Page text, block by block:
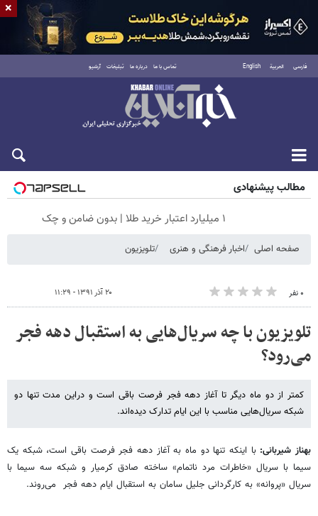
فارسی العربية English تماس با ما درباره ما تبلیغات آرشیو
جمعه ۱۶ مرداد ۱۴۰۵
مطالب پیشنهادی
۱ میلیارد اعتبار خرید طلا | بدون ضامن و چک
صفحه اصلی اخبار فرهنگی و هنری تلویزیون
۰ نفر ۲۰ آذر ۱۳۹۱ - ۱۱:۲۹
تلویزیون با چه سریال‌هایی به استقبال دهه فجر
می‌رود؟
کمتر از دو ماه دیگر تا آغاز دهه فجر فرصت باقی است و دراین مدت تنها دو
شبکه سریال‌هایی مناسب با این ایام تدارک دیده‌اند.
بهناز شیربانی: با اینکه تنها دو ماه به آغاز دهه فجر فرصت باقی است، شبکه یک
سیما با سریال «خاطرات مرد ناتمام» ساخته صادق کرمیار و شبکه سه سیما با
سریال «پروانه» به کارگردانی جلیل سامان به استقبال ایام دهه فجر می‌روند.
×